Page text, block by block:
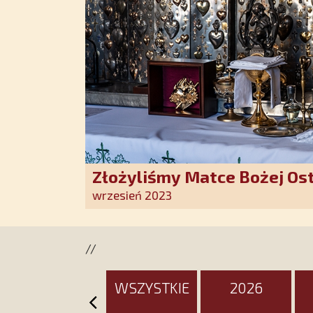
Złożyliśmy Matce Bożej
pozłacane wotum
wrzesień 2023
//
WSZYSTKIE 2026